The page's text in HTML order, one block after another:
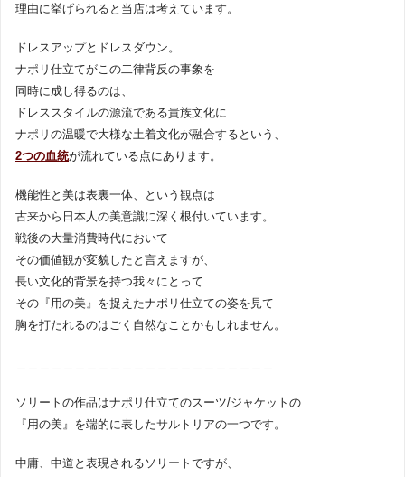
理由に挙げられると当店は考えています。
ドレスアップとドレスダウン。
ナポリ仕立てがこの二律背反の事象を
同時に成し得るのは、
ドレススタイルの源流である貴族文化に
ナポリの温暖で大様な土着文化が融合するという、
2つの血統が流れている点にあります。
機能性と美は表裏一体、という観点は
古来から日本人の美意識に深く根付いています。
戦後の大量消費時代において
その価値観が変貌したと言えますが、
長い文化的背景を持つ我々にとって
その『用の美』を捉えたナポリ仕立ての姿を見て
胸を打たれるのはごく自然なことかもしれません。
ソリートの作品はナポリ仕立てのスーツ/ジャケットの
『用の美』を端的に表したサルトリアの一つです。
中庸、中道と表現されるソリートですが、